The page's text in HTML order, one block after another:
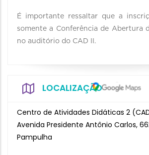
É importante ressaltar que a
somente a Conferência de Abertura
no auditório do CAD II.
LOCALIZAÇÃO
Centro de Atividades Didáticas 2
Avenida Presidente Antônio Carlos,
Pampulha